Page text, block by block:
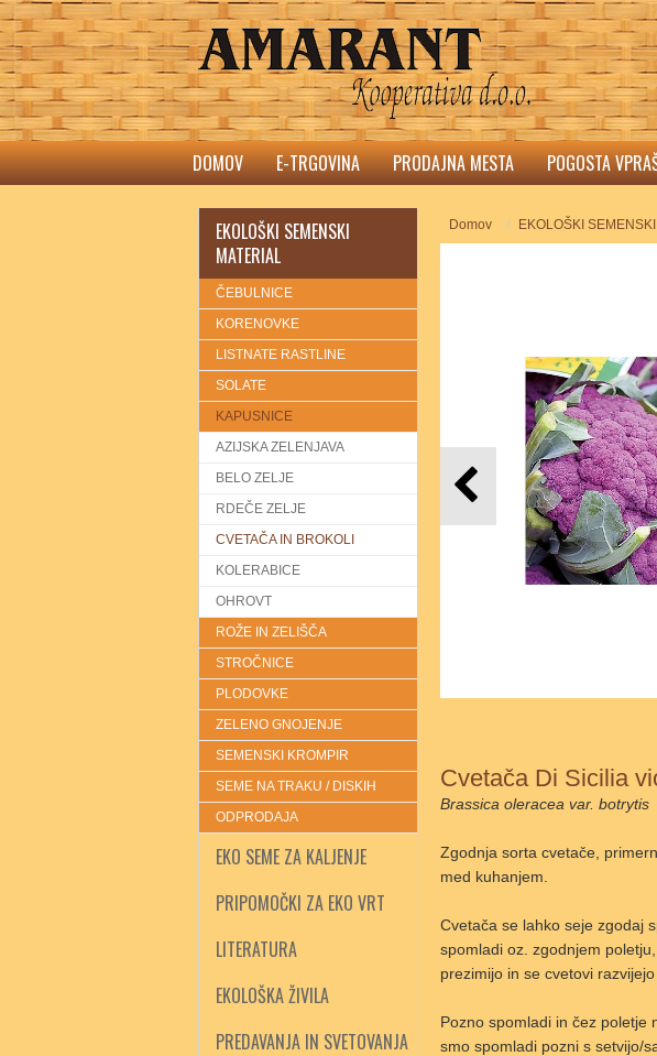
DOMOV E-TRGOVINA PRODAJNA MESTA POGOSTA
EKOLOŠKI SEMENSKI
MATERIAL
ČEBULNICE
KORENOVKE
LISTNATE RASTLINE
SOLATE
KAPUSNICE
AZIJSKA ZELENJAVA
BELO ZELJE
RDEČE ZELJE
CVETAČA IN BROKOLI
KOLERABICE
OHROVT
ROŽE IN ZELIŠČA
STROČNICE
PLODOVKE
ZELENO GNOJENJE
SEMENSKI KROMPIR
SEME NA TRAKU / DISKIH
ODPRODAJA
EKO SEME ZA KALJENJE
PRIPOMOČKI ZA EKO VRT
LITERATURA
EKOLOŠKA ŽIVILA
PREDAVANJA IN SVETOVANJA
Domov EKOLOŠKI
Cvetača Di Sicilia
Brassica oleracea var. botrytis
Zgodnja sorta cvetače,
med kuhanjem.
Cvetača se lahko seje zgodaj
spomladi oz. zgodnjem
prezimijo in se cvetovi
Pozno spomladi in čez poletje
smo spomladi pozni s setvijo/